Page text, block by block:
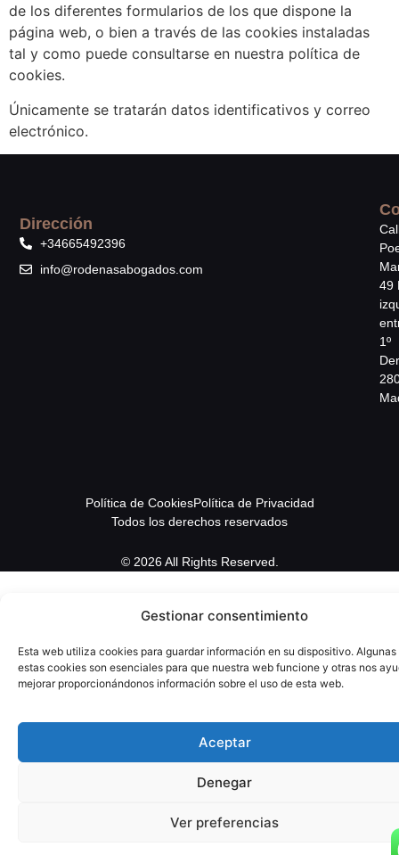
Gestionar consentimiento
Esta web utiliza cookies para guardar información en su dispositivo. Algunas
estas cookies son esenciales para que nuestra web funcione y otras nos
mejorar proporcionándonos información sobre el uso de esta web.
Aceptar
Denegar
Ver preferencias
de los diferentes formularios de los que dispone la
página web, o bien a través de las cookies instaladas
tal y como puede consultarse en nuestra política de
cookies.
Únicamente se tratarán datos identificativos y correo
electrónico.
49
1º
Dirección
+34665492396
info@rodenasabogados.com
Política de CookiesPolítica de Privacidad
Todos los derechos reservados
© 2026 All Rights Reserved.